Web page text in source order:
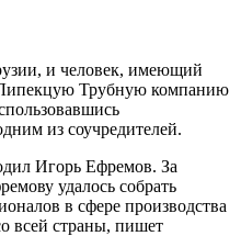
и человек, имеющий
Трубную компанию
из соучредителей.
Игорь Ефремов. За
удалось собрать
в сфере производства
всей страны, пишет